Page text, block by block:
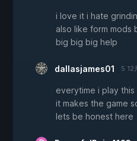
i love it i hate
also like form mods
big big big help
dallasjames01 5 12
everytime i play
it makes the game
lets be honest here